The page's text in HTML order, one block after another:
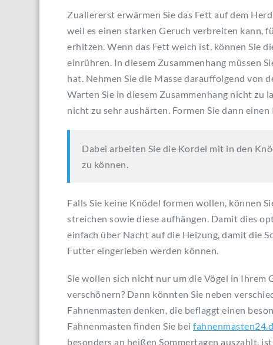
Zuallererst erwärmen Sie das Fett auf dem
weil es einen starken Geruch verbreiten kann,
erhitzen. Wenn das Fett weich ist, können Sie
einrühren. In diesem Zusammenhang müssen
hat. Nehmen Sie die Masse darauffolgend von
Warten Sie in diesem Zusammenhang nicht zu
nicht zu sehr aushärten. Formen Sie dann einen
Dabei arbeiten Sie die Kordel mit in den
zu können.
Falls Sie keine Knödel formen wollen, können
streichen sowie diese aufhängen. Damit dies
einfach über Nacht auf die Heizung, damit die
Futter eingerieben werden können.
Sie wollen sich nicht nur um die Vögel in Ihrem
verschönern? Dann könnten Sie neben
Fahnenmasten denken, die beflaggt einen
Fahnenmasten finden Sie bei
besonders an heißen Sommertagen auszahlt,